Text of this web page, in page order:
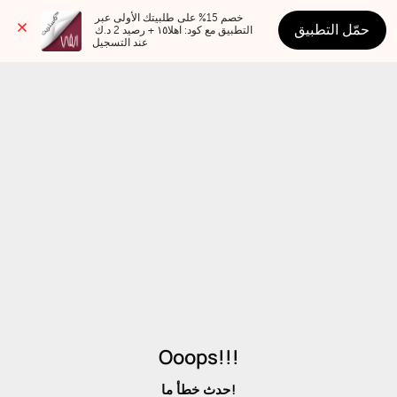
عند التسجيل
حمّل التطبيق
Ooops!!!
حدث خطأ ما!